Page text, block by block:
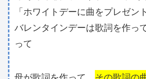
「ホワイトデーに曲をプレゼン
バレンタインデーは歌詞を作っ
って